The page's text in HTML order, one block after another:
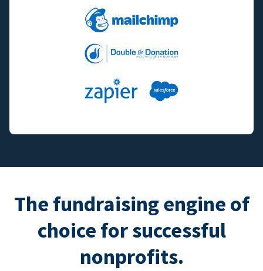
The fundraising engine of
choice for successful
nonprofits.